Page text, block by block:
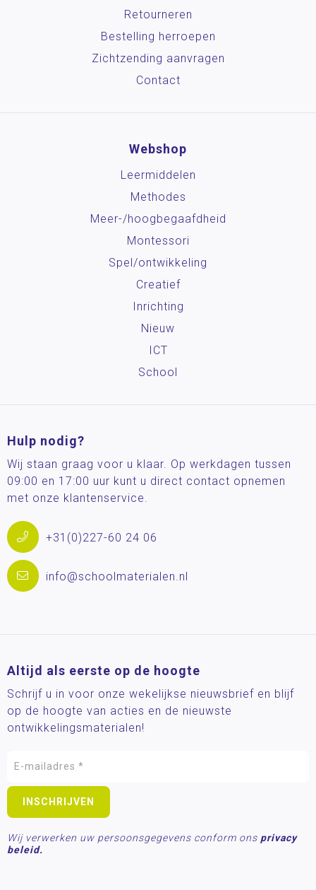
Retourneren
Bestelling herroepen
Zichtzending aanvragen
Contact
Webshop
Leermiddelen
Methodes
Meer-/hoog­begaafdheid
Montessori
Spel/ontwikkeling
Creatief
Inrichting
Nieuw
ICT
School
Hulp nodig?
Wij staan graag voor u klaar. Op werkdagen tussen
09:00 en 17:00 uur kunt u direct contact opnemen
met onze klantenservice.
+31(0)227-60 24 06
info@schoolmaterialen.nl
Altijd als eerste op de hoogte
Schrijf u in voor onze wekelijkse nieuwsbrief en blijf
op de hoogte van acties en de nieuwste
ontwikkelingsmaterialen!
Wij verwerken uw persoonsgegevens conform ons privacy
beleid.